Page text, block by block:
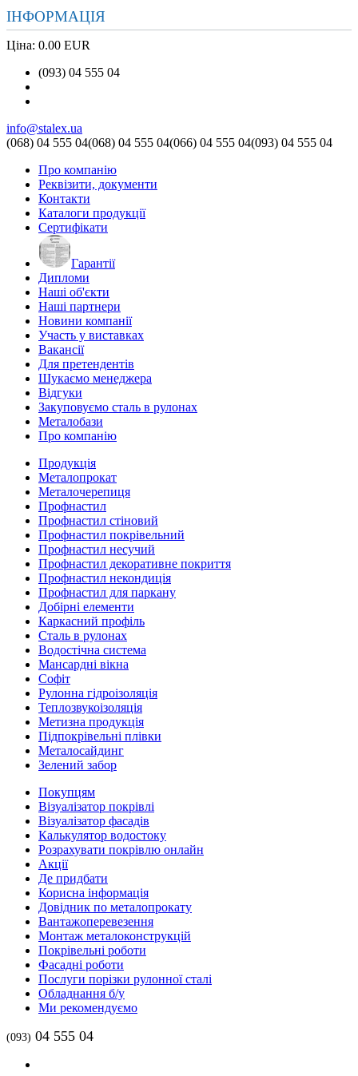
ІНФОРМАЦІЯ
Ціна: 0.00 EUR
(093) 04 555 04
info@stalex.ua
(068) 04 555 04(068) 04 555 04(066) 04 555 04(093) 04 555 04
Про компанію
Реквізити, документи
Контакти
Каталоги продукції
Сертифікати
Гарантії
Дипломи
Наші об'єкти
Наші партнери
Новини компанії
Участь у виставках
Вакансії
Для претендентів
Шукаємо менеджера
Відгуки
Закуповуємо сталь в рулонах
Металобази
Про компанію
Продукція
Металопрокат
Металочерепиця
Профнастил
Профнастил стіновий
Профнастил покрівельний
Профнастил несучий
Профнастил декоративне покриття
Профнастил некондиція
Профнастил для паркану
Добірні елементи
Каркасний профіль
Сталь в рулонах
Водостічна система
Мансардні вікна
Софіт
Рулонна гідроізоляція
Теплозвукоізоляція
Метизна продукція
Підпокрівельні плівки
Металосайдинг
Зелений забор
Покупцям
Візуалізатор покрівлі
Візуалізатор фасадів
Калькулятор водостоку
Розрахувати покрівлю онлайн
Акції
Де придбати
Корисна інформація
Довідник по металопрокату
Вантажоперевезення
Монтаж металоконструкцій
Покрівельні роботи
Фасадні роботи
Послуги порізки рулонної сталі
Обладнання б/у
Ми рекомендуємо
(093) 04 555 04